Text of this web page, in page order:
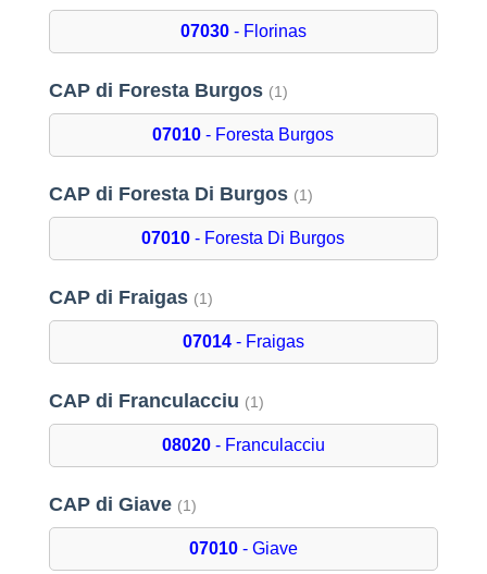
07030- Florinas
CAP di Foresta Burgos (1)
07010 - Foresta Burgos
CAP di Foresta Di Burgos (1)
07010 - Foresta Di Burgos
CAP di Fraigas (1)
07014- Fraigas
CAP di Franculacciu (1)
08020- Franculacciu
CAP di Giave (1)
07010- Giave